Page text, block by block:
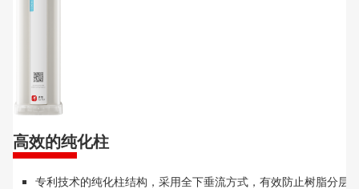
高效的纯化柱
专利技术的纯化柱结构，采用全下垂流方式，有效防止树脂分层